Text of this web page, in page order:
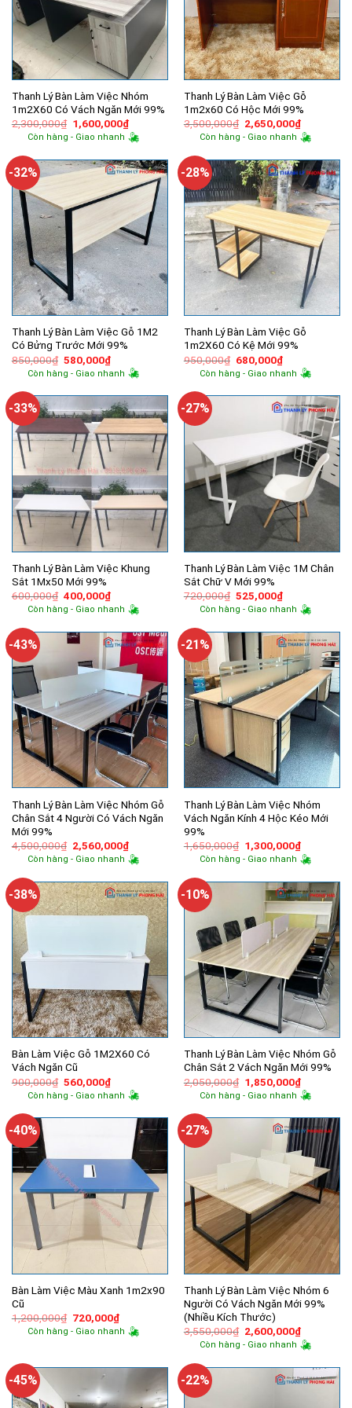
Thanh Lý Bàn Làm Việc Nhóm
1m2X60 Có Vách Ngăn Mới 99%
2,300,000₫ Giá
gốc
là:
1,600,000₫Giá
hiện
tại
1,600,000₫.
Còn hàng - Giao nhanh
Thanh Lý Bàn Làm Việc Gỗ
1m2x60 Có Hộc Mới 99%
3,500,000₫ Giá
gốc
là:
2,650,000₫Giá
hiện
tại
Còn hàng - Giao nhanh
-32%
Thanh Lý Bàn Làm Việc Gỗ 1M2
Có Bửng Trước Mới 99%
850,000₫ Giá
gốc
là:
580,000₫Giá
hiện
tại
580,000₫.
Còn hàng - Giao nhanh
-28%
Thanh Lý Bàn Làm Việc Gỗ
1m2X60 Có Kệ Mới 99%
950,000₫ Giá
gốc
là:
680,000₫Giá
hiện
tại
680,000₫.
Còn hàng - Giao nhanh
-33%
Thanh Lý Bàn Làm Việc Khung
Sắt 1Mx50 Mới 99%
600,000₫ Giá
gốc
là:
400,000₫Giá
hiện
tại
400,000₫.
Còn hàng - Giao nhanh
-27%
Thanh Lý Bàn Làm Việc 1M Chân
Sắt Chữ V Mới 99%
720,000₫ Giá
gốc
là:
525,000₫Giá
hiện
tại
525,000₫.
Còn hàng - Giao nhanh
-43%
Thanh Lý Bàn Làm Việc Nhóm Gỗ
Chân Sắt 4 Người Có Vách Ngăn
Mới 99%
4,500,000₫ Giá
gốc
là:
2,560,000₫Giá
hiện
tại
2,560,000₫.
Còn hàng - Giao nhanh
-21%
Thanh Lý Bàn Làm Việc Nhóm
Vách Ngăn Kính 4 Hộc Kéo Mới
99%
1,650,000₫ Giá
gốc
là:
1,300,000₫Giá
hiện
tại
Còn hàng - Giao nhanh
-38%
Bàn Làm Việc Gỗ 1M2X60 Có
Vách Ngăn Cũ
900,000₫ Giá
gốc
là:
560,000₫Giá
hiện
tại
560,000₫.
Còn hàng - Giao nhanh
-10%
Thanh Lý Bàn Làm Việc Nhóm Gỗ
Chân Sắt 2 Vách Ngăn Mới 99%
2,050,000₫ Giá
gốc
là:
1,850,000₫Giá
hiện
tại
Còn hàng - Giao nhanh
-40%
Bàn Làm Việc Màu Xanh 1m2x90
Cũ
1,200,000₫ Giá
gốc
là:
720,000₫Giá
hiện
tại
Còn hàng - Giao nhanh
-27%
Thanh Lý Bàn Làm Việc Nhóm 6
Người Có Vách Ngăn Mới 99%
(Nhiều Kích Thước)
3,550,000₫ Giá
gốc
là:
2,600,000₫Giá
hiện
tại
Còn hàng - Giao nhanh
-45% -22%